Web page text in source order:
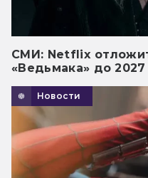
СМИ: Netflix
«Ведьмака» до 2027
Новости